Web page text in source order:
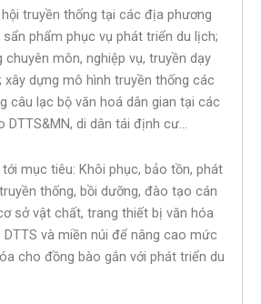
truyền thống tại các địa phương
phẩm phục vụ phát triển du lịch;
chuyên môn, nghiệp vụ, truyền dạy
xây dựng mô hình truyền thống các
câu lạc bộ văn hoá dân gian tại các
DTTS&MN, di dân tái định cư…
mục tiêu: Khôi phục, bảo tồn, phát
thống, bồi dưỡng, đào tạo cán
sở vật chất, trang thiết bị văn hóa
và miền núi để nâng cao mức
cho đồng bào gắn với phát triển du